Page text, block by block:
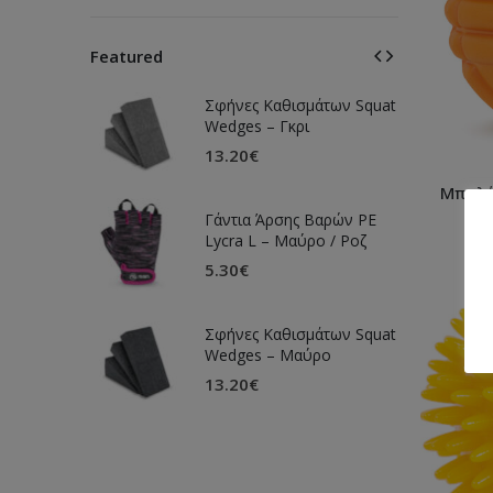
Featured
Σφήνες Καθισμάτων Squat
Wedges – Γκρι
13.20€
Γάντια Άρσης Βαρών PE
Lycra L – Μαύρο / Ροζ
5.30€
Σφήνες Καθισμάτων Squat
Wedges – Μαύρο
13.20€